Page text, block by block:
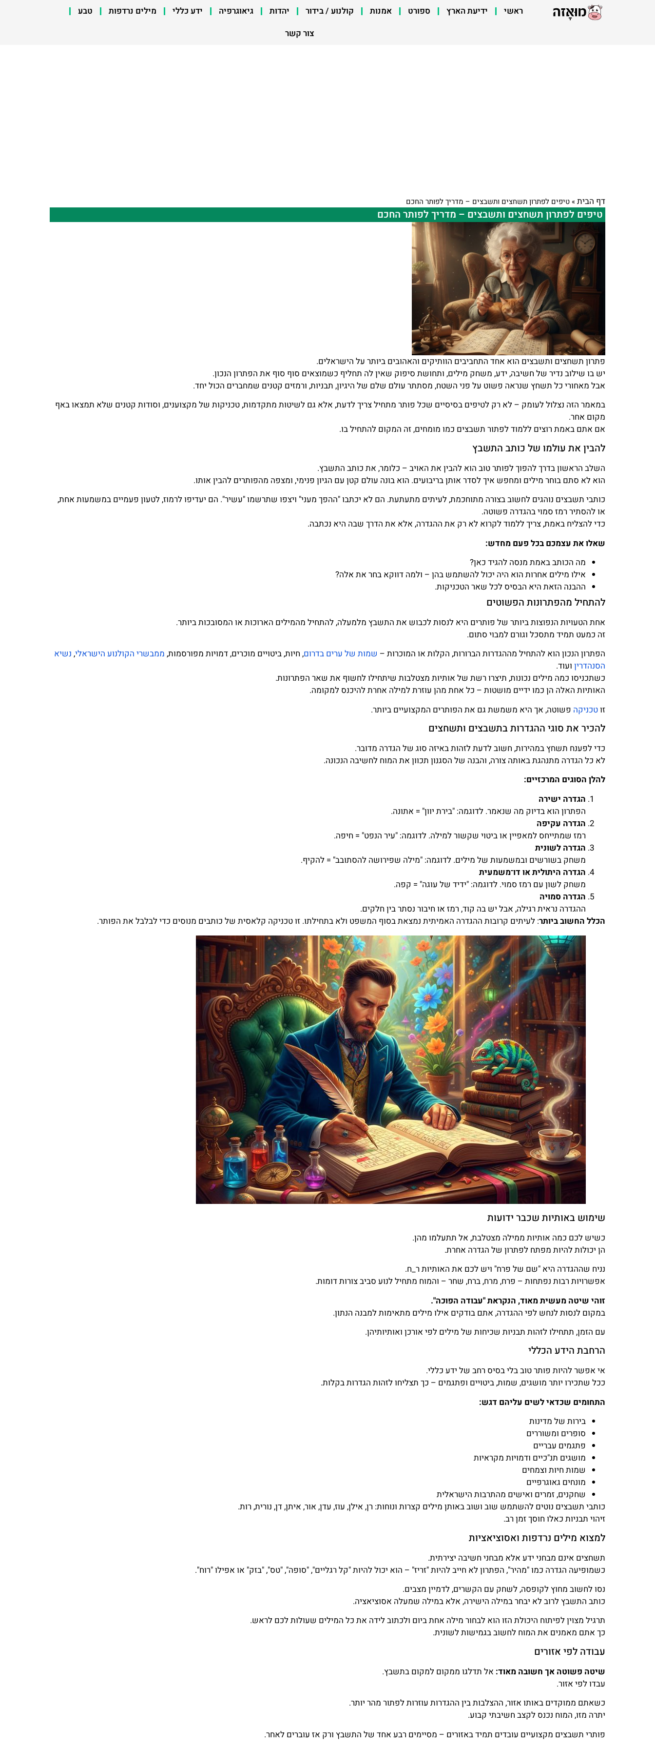
ראשי ידיעת הארץ ספורט אמנות קולנוע / בידור יהדות גיאוגרפיה ידע כללי מילים נרדפות
טבע
צור קשר
דף הבית» טיפים לפתרון תשחצים ותשבצים – מדריך לפותר החכם
טיפים לפתרון תשחצים ותשבצים – מדריך לפותר החכם
פתרון תשחצים ותשבצים הוא אחד התחביבים הוותיקים והאהובים ביותר על הישראלים.
יש בו שילוב נדיר של חשיבה, ידע, משחק מילים, ותחושת סיפוק שאין לה תחליף כשמוצאים סוף סוף את הפתרון הנכון.
אבל מאחורי כל תשחץ שנראה פשוט על פני השטח, מסתתר עולם שלם של היגיון, תבניות, ורמזים קטנים שמחברים הכול יחד.
במאמר הזה נצלול לעומק – לא רק לטיפים בסיסיים שכל פותר מתחיל צריך לדעת, אלא גם לשיטות מתקדמות, טכניקות של מקצוענים, וסודות קטנים שלא תמצאו באף
מקום אחר.
אם אתם באמת רוצים ללמוד לפתור תשבצים כמו מומחים, זה המקום להתחיל בו.
להבין את עולמו של כותב התשבץ
השלב הראשון בדרך להפוך לפותר טוב הוא להבין את האויב – כלומר, את כותב התשבץ.
הוא לא סתם בוחר מילים ומחפש איך לסדר אותן בריבועים. הוא בונה עולם קטן עם הגיון פנימי, ומצפה מהפותרים להבין אותו.
כותבי תשבצים נוהגים לחשוב בצורה מתוחכמת, לעיתים מתעתעת. הם לא יכתבו "ההפך מעני" ויצפו שתרשמו "עשיר". הם יעדיפו לרמוז, לטעון פעמיים במשמעות אחת,
או להסתיר רמז סמוי בהגדרה פשוטה.
כדי להצליח באמת, צריך ללמוד לקרוא לא רק את ההגדרה, אלא את הדרך שבה היא נכתבה.
שאלו את עצמכם בכל פעם מחדש:
מה הכותב באמת מנסה להגיד כאן?
אילו מילים אחרות הוא היה יכול להשתמש בהן – ולמה דווקא בחר את אלה?
ההבנה הזאת היא הבסיס לכל שאר הטכניקות.
להתחיל מהפתרונות הפשוטים
אחת הטעויות הנפוצות ביותר של פותרים היא לנסות לכבוש את התשבץ מלמעלה, להתחיל מהמילים הארוכות או המסובכות ביותר.
זה כמעט תמיד מתסכל וגורם למבוי סתום.
הפתרון הנכון הוא להתחיל מההגדרות הברורות, הקלות או המוכרות – שמות של ערים בדרום, חיות, ביטויים מוכרים, דמויות מפורסמות, ממבשרי הקולנוע הישראלי, נשיא
הסנהדרין ועוד.
כשתכניסו כמה מילים נכונות, תיצרו רשת של אותיות מצטלבות שיתחילו לחשוף את שאר הפתרונות.
האותיות האלה הן כמו ידיים מושטות – כל אחת מהן עוזרת למילה אחרת להיכנס למקומה.
זוטכניקה פשוטה, אך היא משמשת גם את הפותרים המקצועיים ביותר.
להכיר את סוגי ההגדרות בתשבצים ותשחצים
כדי לפענח תשחץ במהירות, חשוב לדעת לזהות באיזה סוג של הגדרה מדובר.
לא כל הגדרה מתנהגת באותה צורה, והבנה של הסגנון תכוון את המוח לחשיבה הנכונה.
להלן הסוגים המרכזיים:
הגדרה ישירה
הפתרון הוא בדיוק מה שנאמר. לדוגמה: "בירת יוון" = אתונה.
הגדרה עקיפה
רמז שמתייחס למאפיין או ביטוי שקשור למילה. לדוגמה: "עיר הנפט" = חיפה.
הגדרה לשונית
משחק בשורשים ובמשמעות של מילים. לדוגמה: "מילה שפירושה להסתובב" = להקיף.
הגדרה היתולית או דו־משמעית
משחק לשון עם רמז סמוי. לדוגמה: "ידיד של עוגה" = קפה.
הגדרה סמויה
ההגדרה נראית רגילה, אבל יש בה קוד, רמז או חיבור נסתר בין חלקים.
הכלל החשוב ביותר: לעיתים קרובות ההגדרה האמיתית נמצאת בסוף המשפט ולא בתחילתו. זו טכניקה קלאסית של כותבים מנוסים כדי לבלבל את הפותר.
שימוש באותיות שכבר ידועות
כשיש לכם כמה אותיות ממילה מצטלבת, אל תתעלמו מהן.
הן יכולות להיות מפתח לפתרון של הגדרה אחרת.
נניח שההגדרה היא "שם של פרח" ויש לכם את האותיות ר_ח.
אפשרויות רבות נפתחות – פרח, מרח, ברח, שחר – והמוח מתחיל לנוע סביב צורות דומות.
זוהי שיטה מעשית מאוד, הנקראת "עבודה הפוכה".
במקום לנסות לנחש לפי ההגדרה, אתם בודקים אילו מילים מתאימות למבנה הנתון.
עם הזמן, תתחילו לזהות תבניות שכיחות של מילים לפי אורכן ואותיותיהן.
הרחבת הידע הכללי
אי אפשר להיות פותר טוב בלי בסיס רחב של ידע כללי.
ככל שתכירו יותר מושגים, שמות, ביטויים ופתגמים – כך תצליחו לזהות הגדרות בקלות.
התחומים שכדאי לשים עליהם דגש:
בירות של מדינות
סופרים ומשוררים
פתגמים עבריים
מושגים תנ"כיים ודמויות מקראיות
שמות חיות וצמחים
מונחים גאוגרפיים
שחקנים, זמרים ואישים מהתרבות הישראלית
כותבי תשבצים נוטים להשתמש שוב ושוב באותן מילים קצרות ונוחות: רן, אילן, עוז, עדן, אור, איתן, דן, נורית, רות.
זיהוי תבניות כאלו חוסך זמן רב.
למצוא מילים נרדפות ואסוציאציות
תשחצים אינם מבחני ידע אלא מבחני חשיבה יצירתית.
כשמופיעה הגדרה כמו "מהיר", הפתרון לא חייב להיות "זריז" – הוא יכול להיות "קל רגליים", "סופה", "טס", "בזק" או אפילו "רוח".
נסו לחשוב מחוץ לקופסה, לשחק עם הקשרים, לדמיין מצבים.
כותב התשבץ לרוב לא יבחר במילה הישירה, אלא במילה שמעלה אסוציאציה.
תרגיל מצוין לפיתוח היכולת הזו הוא לבחור מילה אחת ביום ולכתוב לידה את כל המילים שעולות לכם לראש.
כך אתם מאמנים את המוח לחשוב בגמישות לשונית.
עבודה לפי אזורים
שיטה פשוטה אך חשובה מאוד: אל תדלגו ממקום למקום בתשבץ.
עבדו לפי אזור.
כשאתם ממוקדים באותו אזור, ההצלבות בין ההגדרות עוזרות לפתור מהר יותר.
יתרה מזו, המוח נכנס לקצב חשיבתי קבוע.
פותרי תשבצים מקצועיים עובדים תמיד באזורים – מסיימים רבע אחד של התשבץ ורק אז עוברים לאחר.